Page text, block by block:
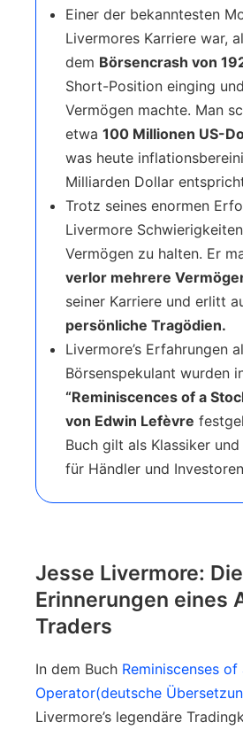
Einer der bekanntesten
Livermores Karriere war,
dem Börsencrash von
Short-Position einging
Vermögen machte. Man
etwa 100 Millionen US-
was heute
Milliarden Dollar
Trotz seines enormen
Livermore
Vermögen zu halten. Er
verlor mehrere
seiner Karriere und erlitt
persönliche Tragödien.
Livermore’s Erfahrungen
Börsenspekulant wurden
“Reminiscences of a
von Edwin Lefèvre
Buch gilt als Klassiker
für Händler und
Jesse Livermore: Die
Erinnerungen eines
Traders
In dem Buch Reminiscenses
Operator(deutsche
Livermore’s legendäre